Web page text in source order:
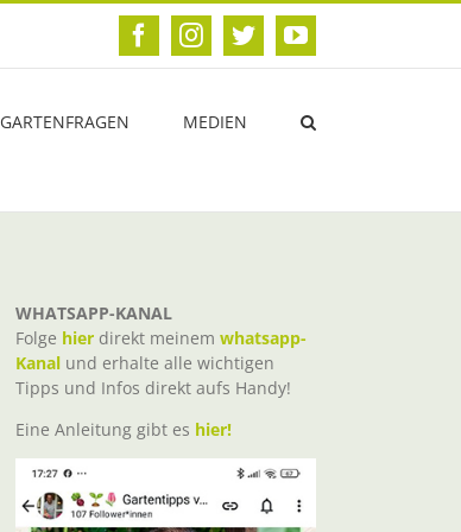
FacebookInstagram
TwitterYouTube
GARTENFRAGEN MEDIEN
WHATSAPP-KANAL
Folge hier direkt meinem whatsapp-
Kanal und erhalte alle wichtigen
Tipps und Infos direkt aufs Handy!
Eine Anleitung gibt es hier!